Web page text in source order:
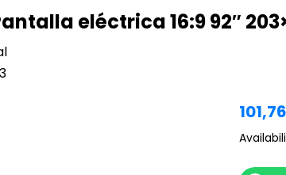
eléctrica 16:9 92″
101,76